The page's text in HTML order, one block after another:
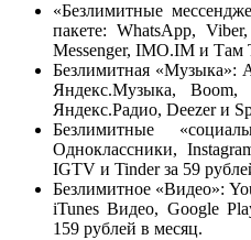
«Безлимитные
пакете: WhatsApp,
Messenger, IMO.IM и Там
Безлимитная «Музыка»:
Яндекс.Музыка, Boom,
Яндекс.Радио, Deezer и
Безлимитные
Одноклассники,
IGTV и Tinder за 59
Безлимитное «Видео»:
iTunes Видео, Google
159 рублей в месяц.